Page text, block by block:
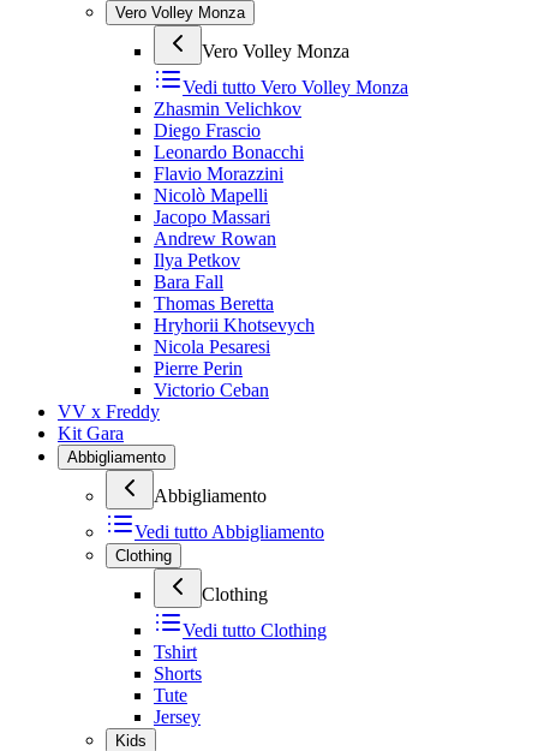
Vero Volley Monza
Vero Volley Monza
Vedi tutto Vero Volley Monza
Zhasmin Velichkov
Diego Frascio
Leonardo Bonacchi
Flavio Morazzini
Nicolò Mapelli
Jacopo Massari
Andrew Rowan
Ilya Petkov
Bara Fall
Thomas Beretta
Hryhorii Khotsevych
Nicola Pesaresi
Pierre Perin
Victorio Ceban
VV x Freddy
Kit Gara
Abbigliamento
Abbigliamento
Vedi tutto Abbigliamento
Clothing
Clothing
Vedi tutto Clothing
Tshirt
Shorts
Tute
Jersey
Kids